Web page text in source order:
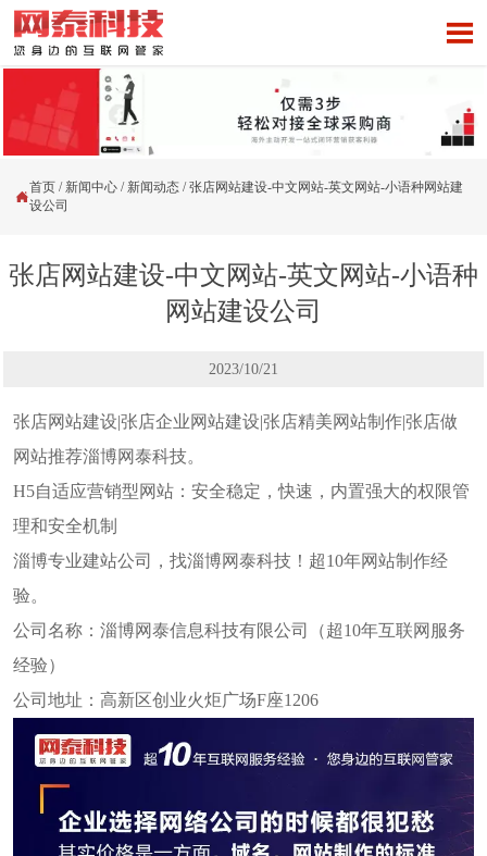


首页 / 新闻中心 / 新闻动态 /张店网站建设-中文网站-英文网站-小语种网站建
设公司
张店网站建设-中文网站-英文网站-小语种
网站建设公司
2023/10/21
张店网站建设|张店企业网站建设|张店精美网站制作|张店做
网站推荐淄博网泰科技。
H5自适应营销型网站：安全稳定，快速，内置强大的权限管
理和安全机制
淄博专业建站公司，找淄博网泰科技！超10年网站制作经
验。
公司名称：淄博网泰信息科技有限公司（超10年互联网服务
经验）
公司地址：高新区创业火炬广场F座1206